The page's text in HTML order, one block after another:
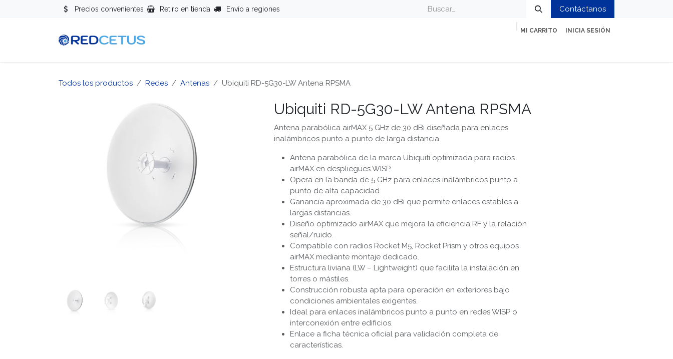
Precios convenientes Retiro en tienda Envío a regiones Contáctanos
MI CARRITO INICIA SESIÓN
Todos los productos Redes Antenas Ubiquiti RD-5G30-LW Antena RPSMA
Ubiquiti RD-5G30-LW Antena RPSMA
Antena parabólica airMAX 5 GHz de 30 dBi diseñada para enlaces
inalámbricos punto a punto de larga distancia.
Antena parabólica de la marca Ubiquiti optimizada para radios
airMAX en despliegues WISP.
Opera en la banda de 5 GHz para enlaces inalámbricos punto a
punto de alta capacidad.
Ganancia aproximada de 30 dBi que permite enlaces estables a
largas distancias.
Diseño optimizado airMAX que mejora la eficiencia RF y la relación
señal/ruido.
Compatible con radios Rocket M5, Rocket Prism y otros equipos
airMAX mediante montaje dedicado.
Estructura liviana (LW – Lightweight) que facilita la instalación en
torres o mástiles.
Construcción robusta apta para operación en exteriores bajo
condiciones ambientales exigentes.
Ideal para enlaces inalámbricos punto a punto en redes WISP o
interconexión entre edificios.
Enlace a ficha técnica oficial para validación completa de
características.